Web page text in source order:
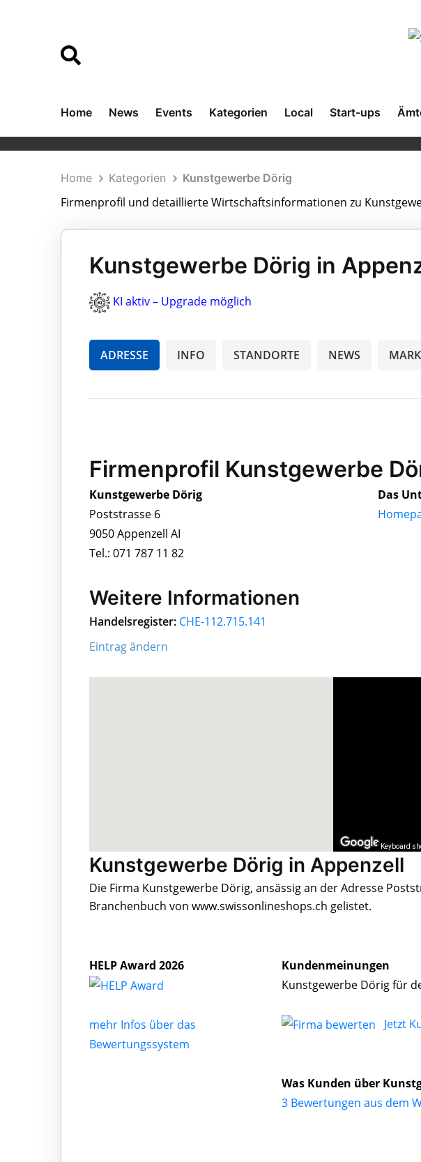
Home News Events Kategorien Local Start-ups
Home Kategorien Kunstgewerbe Dörig
Firmenprofil und detaillierte Wirtschaftsinformationen zu
Kunstgewerbe Dörig in
KI aktiv – Upgrade möglich
ADRESSE INFO STANDORTE NEWS
Firmenprofil Kunstgewerbe
Kunstgewerbe Dörig
Poststrasse 6
9050 Appenzell AI
Tel.: 071 787 11 82
Das
Weitere Informationen
Handelsregister: CHE-112.715.141
Eintrag ändern
Keyboard
Kunstgewerbe Dörig in Appenzell
Die Firma Kunstgewerbe Dörig, ansässig an der Adresse
Branchenbuch von www.swissonlineshops.ch gelistet.
HELP Award 2026
mehr Infos über das
Bewertungssystem
Kundenmeinungen
Kunstgewerbe Dörig für
Jetzt
Was Kunden über
3 Bewertungen aus dem